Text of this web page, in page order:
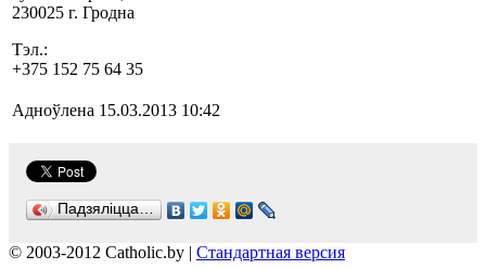
230025 г. Гродна
Тэл.:
+375 152 75 64 35
Адноўлена 15.03.2013 10:42
Падзяліцца…
© 2003-2012 Catholic.by | Стандартная версия